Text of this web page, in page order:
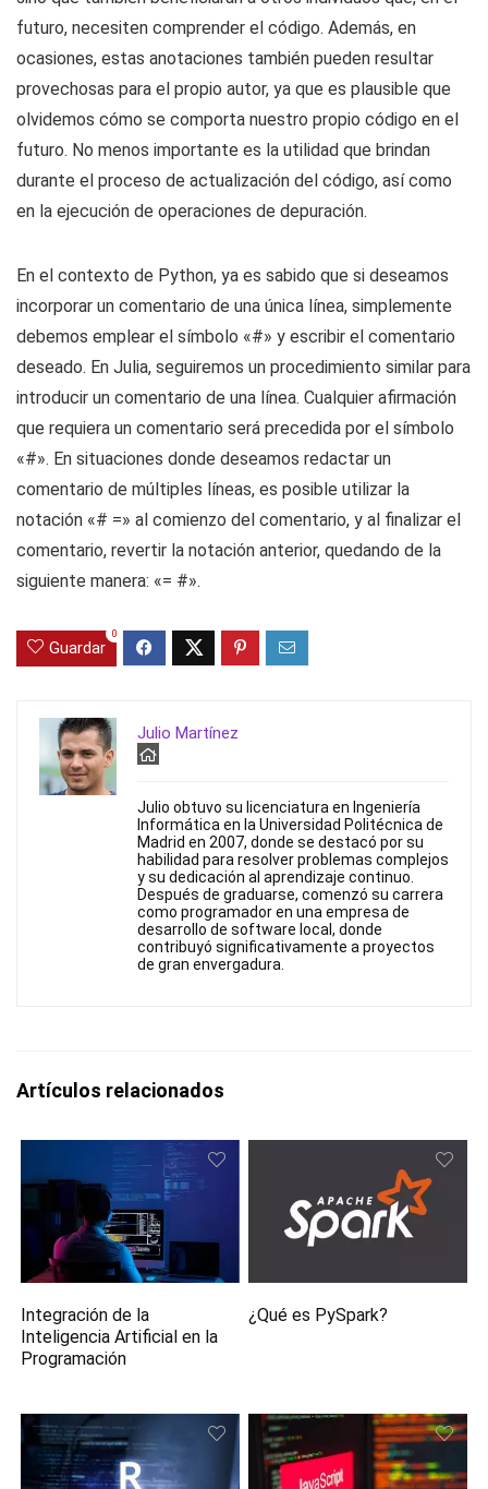
futuro, necesiten comprender el código. Además, en
ocasiones, estas anotaciones también pueden resultar
provechosas para el propio autor, ya que es plausible que
olvidemos cómo se comporta nuestro propio código en el
futuro. No menos importante es la utilidad que brindan
durante el proceso de actualización del código, así como
en la ejecución de operaciones de depuración.
En el contexto de Python, ya es sabido que si deseamos
incorporar un comentario de una única línea, simplemente
debemos emplear el símbolo «#» y escribir el comentario
deseado. En Julia, seguiremos un procedimiento similar para
introducir un comentario de una línea. Cualquier afirmación
que requiera un comentario será precedida por el símbolo
«#». En situaciones donde deseamos redactar un
comentario de múltiples líneas, es posible utilizar la
notación «# =» al comienzo del comentario, y al finalizar el
comentario, revertir la notación anterior, quedando de la
siguiente manera: «= #».
Guardar
0
Julio Martínez
Julio obtuvo su licenciatura en Ingeniería
Informática en la Universidad Politécnica de
Madrid en 2007, donde se destacó por su
habilidad para resolver problemas complejos
y su dedicación al aprendizaje continuo.
Después de graduarse, comenzó su carrera
como programador en una empresa de
desarrollo de software local, donde
contribuyó significativamente a proyectos
de gran envergadura.
Artículos relacionados
Integración de la
Inteligencia Artificial en la
Programación
¿Qué es PySpark?